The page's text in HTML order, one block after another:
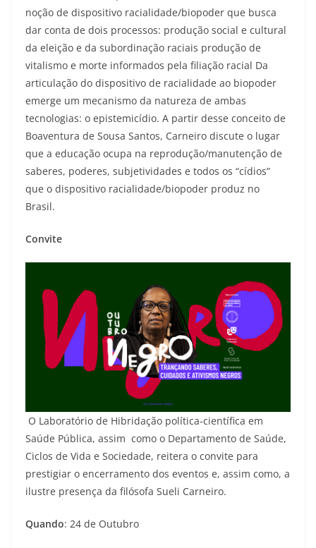
noção de dispositivo racialidade/biopoder que busca
dar conta de dois processos: produção social e cultural
da eleição e da subordinação raciais produção de
vitalismo e morte informados pela filiação racial Da
articulação do dispositivo de racialidade ao biopoder
emerge um mecanismo da natureza de ambas
tecnologias: o epistemicídio. A partir desse conceito de
Boaventura de Sousa Santos, Carneiro discute o lugar
que a educação ocupa na reprodução/manutenção de
saberes, poderes, subjetividades e todos os “cídios”
que o dispositivo racialidade/biopoder produz no
Brasil.
Convite
O Laboratório de Hibridação política-científica em
Saúde Pública, assim como o Departamento de Saúde,
Ciclos de Vida e Sociedade, reitera o convite para
prestigiar o encerramento dos eventos e, assim como, a
ilustre presença da filósofa Sueli Carneiro.
Quando: 24 de Outubro